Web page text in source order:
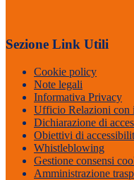
Sezione Link Utili
Cookie policy
Note legali
Informativa Privacy
Ufficio Relazioni con
Dichiarazione di
Obiettivi di
Whistleblowing
Gestione consensi
Amministrazione